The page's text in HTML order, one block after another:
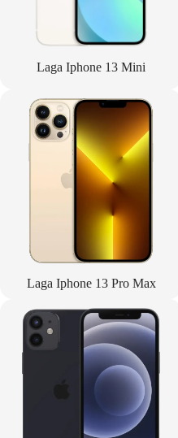
Laga Iphone 13 Mini
Laga Iphone 13 Pro Max